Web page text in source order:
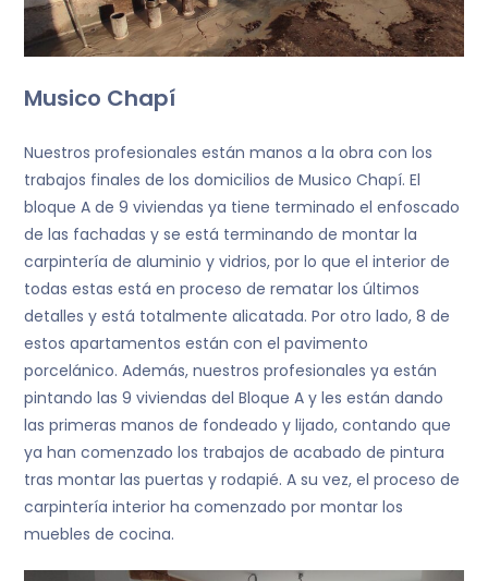
Musico Chapí
Nuestros profesionales están manos a la obra con los
trabajos finales de los domicilios de Musico Chapí. El
bloque A de 9 viviendas ya tiene terminado el enfoscado
de las fachadas y se está terminando de montar la
carpintería de aluminio y vidrios, por lo que el interior de
todas estas está en proceso de rematar los últimos
detalles y está totalmente alicatada. Por otro lado, 8 de
estos apartamentos están con el pavimento
porcelánico. Además, nuestros profesionales ya están
pintando las 9 viviendas del Bloque A y les están dando
las primeras manos de fondeado y lijado, contando que
ya han comenzado los trabajos de acabado de pintura
tras montar las puertas y rodapié. A su vez, el proceso de
carpintería interior ha comenzado por montar los
muebles de cocina.